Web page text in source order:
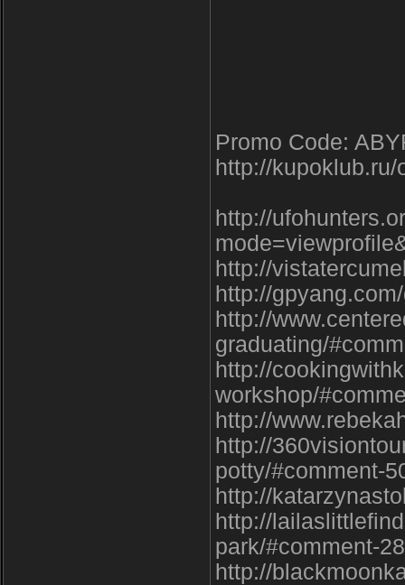
Promo Code:
http://
http://
http://
http://
http://
graduating/
http://
workshop/
http://
http://
potty/#comment-
http://
http://
park/#comment-
http://